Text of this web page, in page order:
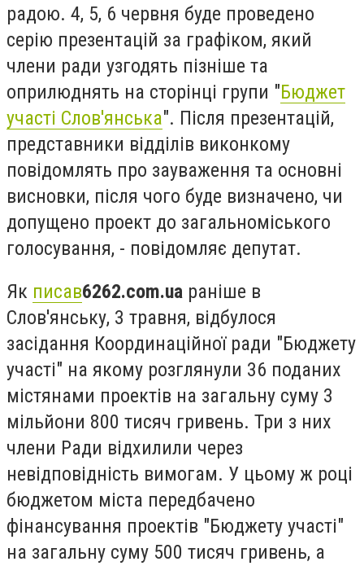
радою. 4, 5, 6 червня буде проведено
серію презентацій за графіком, який
члени ради узгодять пізніше та
оприлюднять на сторінці групи "Бюджет
участі Слов'янська". Після презентацій,
представники відділів виконкому
повідомлять про зауваження та основні
висновки, після чого буде визначено, чи
допущено проект до загальноміського
голосування, - повідомляє депутат.
Як писав6262.com.ua раніше в
Слов'янську, 3 травня, відбулося
засідання Координаційної ради "Бюджету
участі" на якому розглянули 36 поданих
містянами проектів на загальну суму 3
мільйони 800 тисяч гривень. Три з них
члени Ради відхилили через
невідповідність вимогам. У цьому ж році
бюджетом міста передбачено
фінансування проектів "Бюджету участі"
на загальну суму 500 тисяч гривень, а